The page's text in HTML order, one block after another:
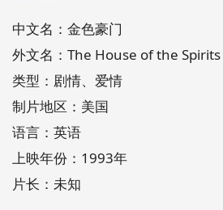
中文名：金色豪门
外文名：The House of the Spirits
类型：剧情、爱情
制片地区：美国
语言：英语
上映年份：1993年
片长：未知